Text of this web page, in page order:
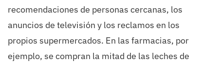
recomendaciones de personas cercanas, los
anuncios de televisión y los reclamos en los
propios supermercados. En las farmacias, por
ejemplo, se compran la mitad de las leches de